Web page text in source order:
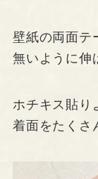
壁紙の両面テ
無いように伸
ホチキス貼り
着面をたくさ